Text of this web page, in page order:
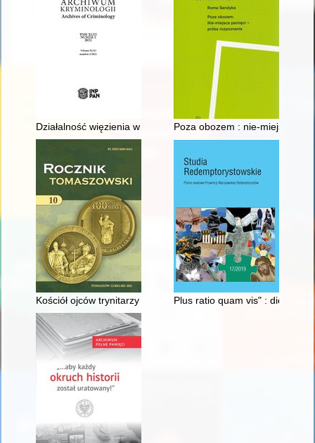
Działalność więzienia w Pińczowie w latach 1939-1944
Poza obozem : nie-miejsca
Kościół ojców trynitarzy w Tomaszowie Lubelskim
Plus ratio quam vis" : die